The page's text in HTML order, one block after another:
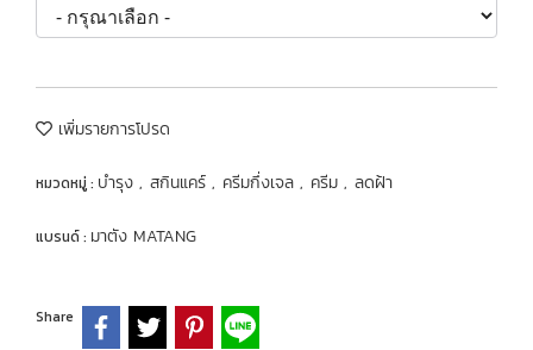
เพิ่มรายการโปรด
หมวดหมู่ : บำรุง , สกินแคร์ , ครีมกึ่งเจล , ครีม , ลดฝ้า
แบรนด์ : มาตัง MATANG
Share